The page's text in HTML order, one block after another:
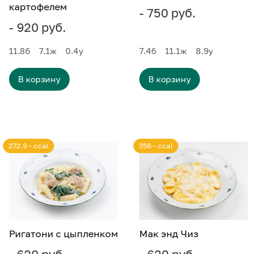
картофелем
- 920 руб.
11.8б 7.1ж 0.4у
В корзину
- 750 руб.
7.4б 11.1ж 8.9у
В корзину
Ригатони с цыпленком
272.9 - ccal
Мак энд Чиз
356 - ccal